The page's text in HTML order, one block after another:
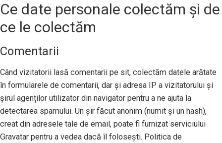
Ce date personale colectăm și de
ce le colectăm
Comentarii
Când vizitatorii lasă comentarii pe sit, colectăm datele arătate
în formularele de comentarii, dar și adresa IP a vizitatorului și
șirul agenților utilizator din navigator pentru a ne ajuta la
detectarea spamului. Un șir făcut anonim (numit și un hash),
creat din adresele tale de email, poate fi furnizat serviciului
Gravatar pentru a vedea dacă îl folosești. Politica de